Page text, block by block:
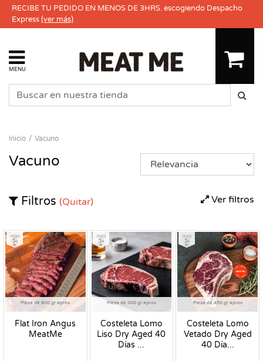
RECIBE TU PEDIDO EN MENOS DE 3HRS. escogiendo Despacho
Express(ver más)
MENU
Inicio Vacuno
Vacuno
Ver filtros
Filtros (Quitar)
Pieza de 800 gr aprox
Flat Iron Angus
MeatMe
Fresco
Pieza de 200 gr aprox
Costeleta Lomo
Liso Dry Aged 40
Días ...
Fresco
Pieza de 450 gr aprox
Costeleta Lomo
Vetado Dry Aged
40 Día...
Fresco